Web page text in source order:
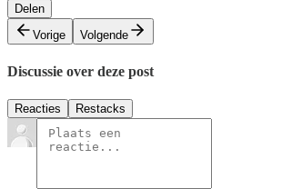
Delen
Vorige
Volgende
Discussie over deze post
Reacties Restacks